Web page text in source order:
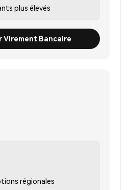
plus élevés
Virement Bancaire
régionales